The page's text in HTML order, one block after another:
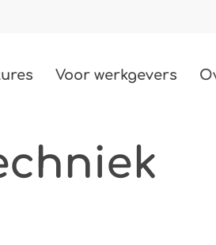
Techniek
487 vacatures
Voor werkgevers